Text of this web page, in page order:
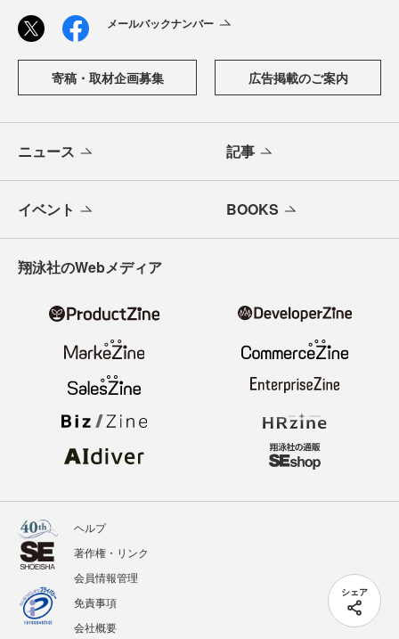
シェア
メールバックナンバー
寄稿・取材企画募集 広告掲載のご案内
ニュース 記事
イベント BOOKS
翔泳社のWebメディア
ヘルプ
著作権・リンク
会員情報管理
免責事項
会社概要